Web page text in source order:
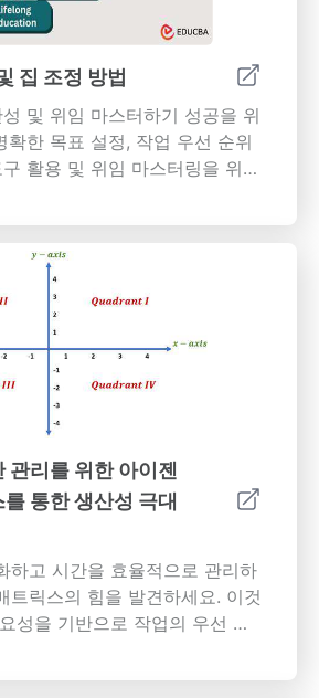
에서는 위임 과정에서 반성의 필
훈을 구현하여 지속적인 개선
을 강조합니다. 조직 내에서 효
성공을 추진하기 위해 필수적
자신을 준비하십시오.
집 조정 방법
및 위임 마스터하기 성공을 위
확한 목표 설정, 작업 우선 순위
활용 및 위임 마스터링을 위한
보세요. 휴식과 지속적인 학습
율성 향상으로 이어지는 방법
실행 가능한 통찰력을 통해 작업
접근 방식을 변화시키세요! 콘텐
가이드는 개인적 및 직업적 발
목표와 우선 사항을 설정하는
구합니다. 잘 정의된 목표가 어
책임을 제공할 수 있는지 이해
매트릭스와 같은 도구를 사용
위화하는 효과적인 전략을 배
높이고 협업을 간소화하며 빠
환경에서 스트레스를 줄일 수 있
구를 발견하세요. 작업 관리 애
시간 추적 소프트웨어까지, 귀하
고의 도구를 찾고 이를 일상에
배워보세요. 팀 역학을 최적화
향상시키려는 리더에게 필수
적인 위임의 비밀을 열어보세
관리를 위한 아이젠
통한 생산성 극대
하고 시간을 효율적으로 관리하
트릭스의 힘을 발견하세요. 이것
성을 기반으로 작업의 우선 순
움을 주기 위해 설계된 변혁적
입니다. 전 미국 대통령 드와이